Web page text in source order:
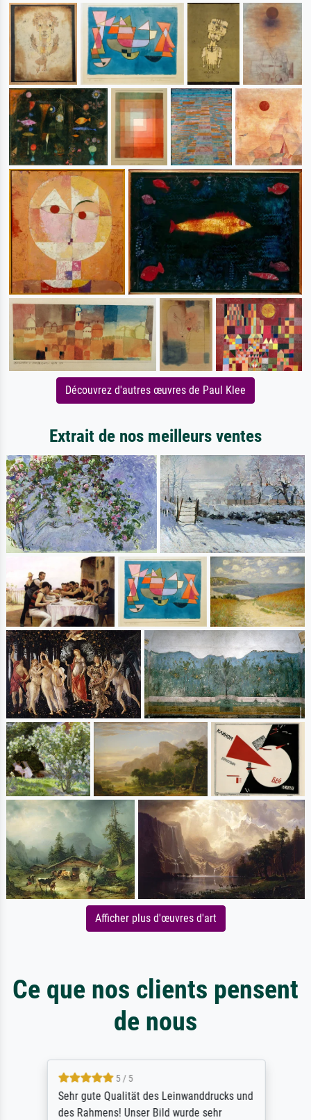
Découvrez d'autres œuvres de Paul Klee
Extrait de nos meilleurs ventes
Afficher plus d'œuvres d'art
Ce que nos clients pensent
de nous
5 / 5
Sehr gute Qualität des Leinwanddrucks und
des Rahmens! Unser Bild wurde sehr